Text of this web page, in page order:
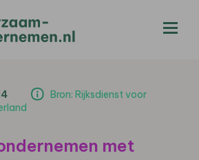
Bron: Rijksdienst voor
met